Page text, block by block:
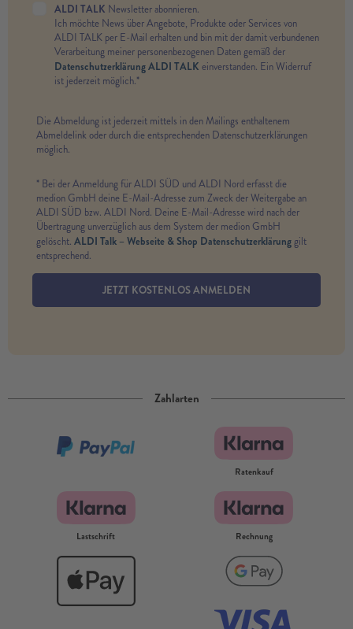
ALDI TALK Newsletter abonnieren.
Ich möchte News über Angebote, Produkte oder Services von
ALDI TALK per E-Mail erhalten und bin mit der damit verbundenen
Verarbeitung meiner personenbezogenen Daten gemäß der
Datenschutzerklärung ALDI TALK einverstanden. Ein Widerruf
ist jederzeit möglich.*
Die Abmeldung ist jederzeit mittels in den Mailings enthaltenem
Abmeldelink oder durch die entsprechenden Datenschutzerklärungen
möglich.
* Bei der Anmeldung für ALDI SÜD und ALDI Nord erfasst die
medion GmbH deine E-Mail-Adresse zum Zweck der Weitergabe an
ALDI SÜD bzw. ALDI Nord. Deine E-Mail-Adresse wird nach der
Übertragung unverzüglich aus dem System der medion GmbH
gelöscht. ALDI Talk – Webseite & Shop Datenschutzerklärunggilt
entsprechend.
JETZT KOSTENLOS ANMELDEN
Zahlarten
Ratenkauf
Lastschrift Rechnung